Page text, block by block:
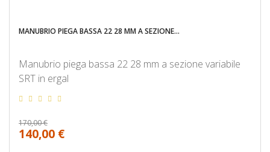
MANUBRIO PIEGA BASSA 22 28 MM A SEZIONE...
Manubrio piega bassa 22 28 mm a sezione variabile
SRT in ergal
170,00 €
140,00 €